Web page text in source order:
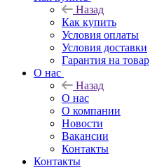
Назад
Как купить
Условия оплаты
Условия доставки
Гарантия на товар
О нас
Назад
О нас
О компании
Новости
Вакансии
Контакты
Контакты